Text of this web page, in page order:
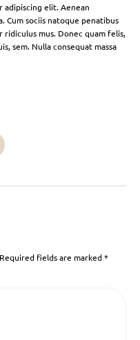
adipiscing elit. Aenean
Cum sociis natoque penatibus
mus. Donec quam felis,
sem. Nulla consequat massa
Required fields are marked*